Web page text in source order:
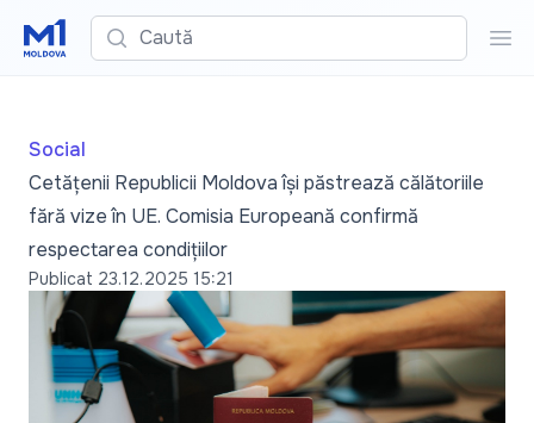
Caută
Social
Cetățenii Republicii Moldova își păstrează călătoriile
fără vize în UE. Comisia Europeană confirmă
respectarea condițiilor
Publicat 23.12.2025 15:21